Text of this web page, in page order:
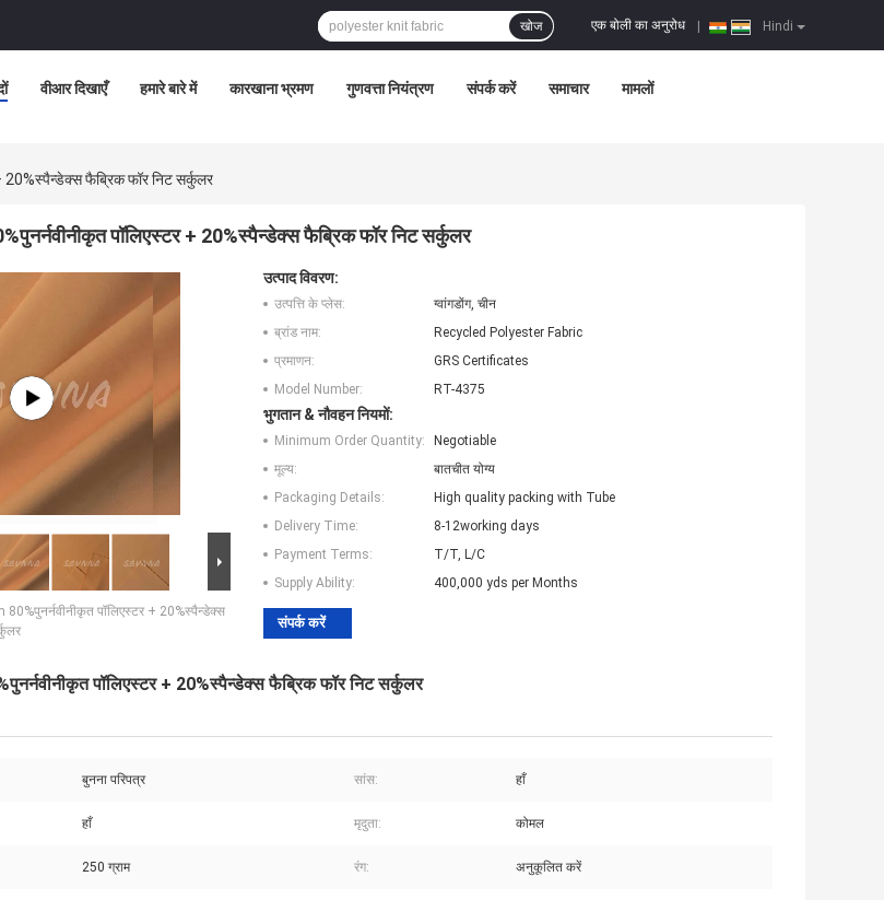
Hindi
एक बोली का अनुरोध
खोज
वीआर दिखाएँ हमारे बारे में कारखाना भ्रमण गुणवत्ता नियंत्रण संपर्क करें समाचार मामलों
फैब्रिक फॉर निट सर्कुलर
पॉलिएस्टर + 20%स्पैन्डेक्स फैब्रिक फॉर निट सर्कुलर
पॉलिएस्टर + 20%स्पैन्डेक्स
उत्पाद विवरण:
उत्पत्ति के प्लेस:
ग्वांगडोंग, चीन
ब्रांड नाम:
Recycled Polyester Fabric
प्रमाणन:
GRS Certificates
Model Number:
RT-4375
भुगतान & नौवहन नियमों:
Minimum Order Quantity:
Negotiable
मूल्य:
बातचीत योग्य
Packaging Details:
High quality packing with Tube
Delivery Time:
8-12working days
Payment Terms:
T/T, L/C
Supply Ability:
400,000 yds per Months
संपर्क करें
पॉलिएस्टर + 20%स्पैन्डेक्स फैब्रिक फॉर निट सर्कुलर
बुनना परिपत्र सांस: हाँ
हाँ मृदुता: कोमल
250 ग्राम रंग: अनुकूलित करें